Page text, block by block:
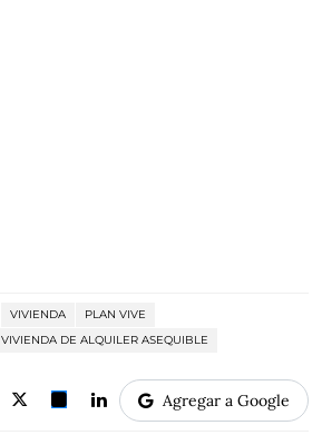
VIVIENDA
PLAN VIVE
VIVIENDA DE ALQUILER ASEQUIBLE
Agregar a Google